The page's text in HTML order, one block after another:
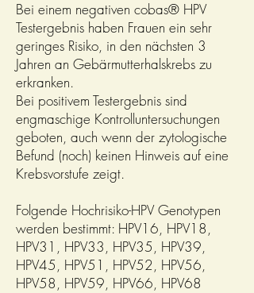
Bei einem negativen cobas® HPV
Testergebnis haben Frauen ein sehr
geringes Risiko, in den nächsten 3
Jahren an Gebärmutterhalskrebs zu
erkranken.
Bei positivem Testergebnis sind
engmaschige Kontrolluntersuchungen
geboten, auch wenn der zytologische
Befund (noch) keinen Hinweis auf eine
Krebsvorstufe zeigt.
Folgende Hochrisiko-HPV Genotypen
werden bestimmt: HPV16, HPV18,
HPV31, HPV33, HPV35, HPV39,
HPV45, HPV51, HPV52, HPV56,
HPV58, HPV59, HPV66, HPV68